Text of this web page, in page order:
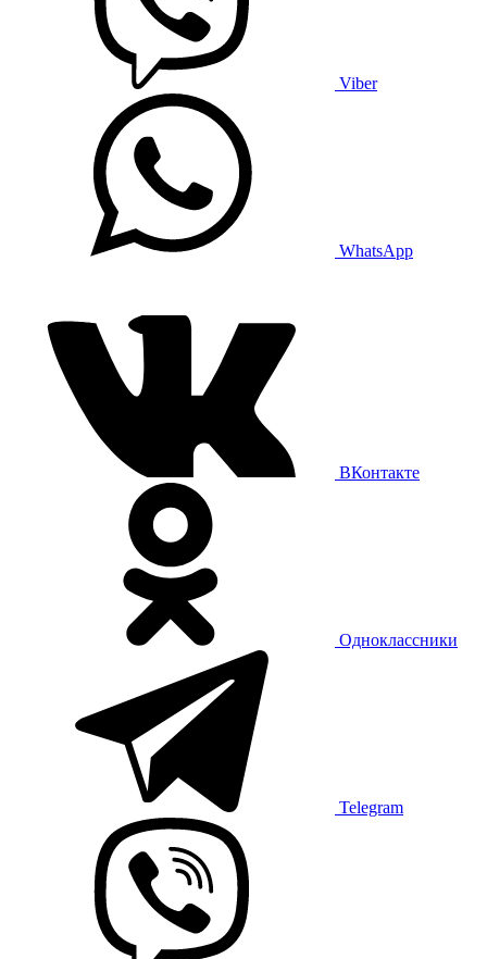
Viber
WhatsApp
ВКонтакте
Одноклассники
Telegram